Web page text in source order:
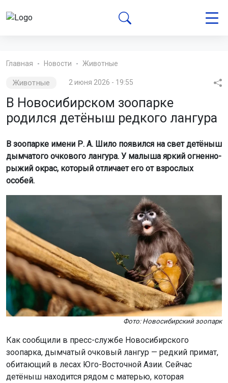
Главная Новости Животные
Животные 2 июня 2026 - 19:55
В Новосибирском зоопарке
родился детёныш редкого лангура
В зоопарке имени Р. А. Шило появился на свет детёныш
дымчатого очкового лангура. У малыша яркий огненно-
рыжий окрас, который отличает его от взрослых
особей.
Фото: Новосибирский зоопарк
Как сообщили в пресс-службе Новосибирского
зоопарка, дымчатый очковый лангур — редкий примат,
обитающий в лесах Юго-Восточной Азии. Сейчас
детёныш находится рядом с матерью, которая